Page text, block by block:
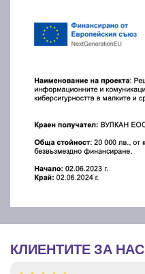
КЛИЕНТИТЕ ЗА НАС